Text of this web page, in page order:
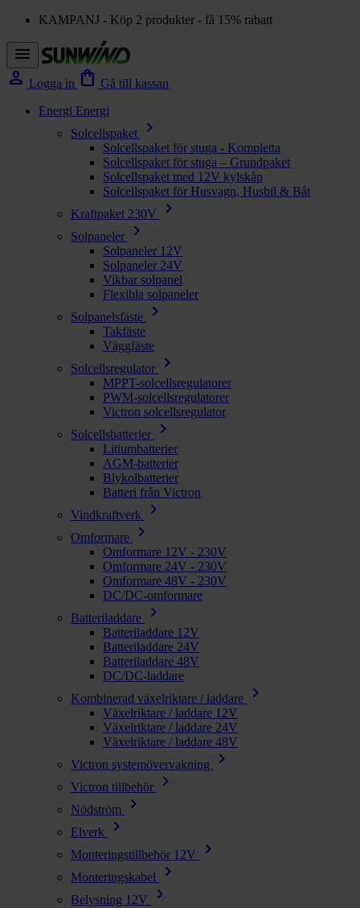
KAMPANJ - Köp 2 produkter - få 15% rabatt
menu
person Logga in shopping_bag Gå till kassan
Energi Energi
Solcellspaket
chevron_right
Solcellspaket för stuga - Kompletta
Solcellspaket för stuga – Grundpaket
Solcellspaket med 12V kylskåp
Solcellspaket för Husvagn, Husbil & Båt
Kraftpaket 230V
chevron_right
Solpaneler chevron_right
Solpaneler 12V
Solpaneler 24V
Vikbar solpanel
Flexibla solpaneler
Solpanelsfäste
chevron_right
Takfäste
Väggfäste
Solcellsregulator
chevron_right
MPPT-solcellsregulatorer
PWM-solcellsregulatorer
Victron solcellsregulator
Solcellsbatterier
chevron_right
Litiumbatterier
AGM-batterier
Blykolbatterier
Batteri från Victron
Vindkraftverk
chevron_right
Omformare chevron_right
Omformare 12V - 230V
Omformare 24V - 230V
Omformare 48V - 230V
DC/DC-omformare
Batteriladdare
chevron_right
Batteriladdare 12V
Batteriladdare 24V
Batteriladdare 48V
DC/DC-laddare
Kombinerad växelriktare / laddare
chevron_right
Växelriktare / laddare 12V
Växelriktare / laddare 24V
Växelriktare / laddare 48V
Victron systemövervakning
chevron_right
Victron tillbehör chevron_right
Nödström chevron_right
Elverk chevron_right
Monteringstillbehör 12V chevron_right
Monteringskabel chevron_right
Belysning 12V chevron_right